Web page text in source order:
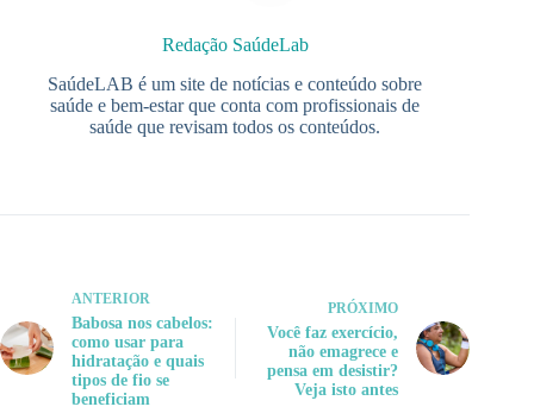
Redação SaúdeLab
SaúdeLAB é um site de notícias e conteúdo sobre
saúde e bem-estar que conta com profissionais de
saúde que revisam todos os conteúdos.
ANTERIOR
Babosa nos cabelos:
como usar para
hidratação e quais
tipos de fio se
beneficiam
PRÓXIMO
Você faz exercício,
não emagrece e
pensa em desistir?
Veja isto antes